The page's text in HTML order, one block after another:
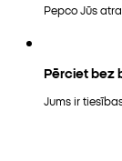
Pepco Jūs
Pērciet bez
Jums ir